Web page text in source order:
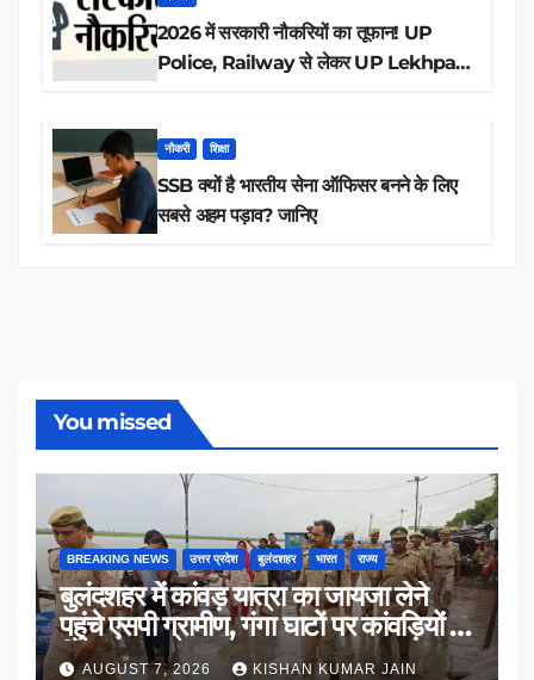
2026 में सरकारी नौकरियों का तूफान! UP
Police, Railway से लेकर UP Lekhpal
नौकरी शिक्षा
SSB क्यों है भारतीय सेना ऑफिसर बनने के लिए
सबसे अहम पड़ाव? जानिए
You missed
BREAKING NEWS उत्तर प्रदेश बुलंदशहर भारत राज्य
बुलंदशहर में कांवड़ यात्रा का जायजा लेने
पहुंचे एसपी ग्रामीण, गंगा घाटों पर कांवड़ियों से
किया संवाद
AUGUST 7, 2026 KISHAN KUMAR JAIN